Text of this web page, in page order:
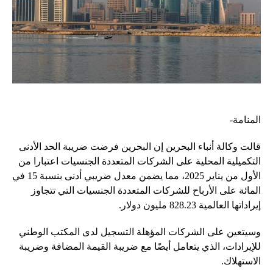
المنامة-
قالت وكالة أنباء البحرين إن البحرين فرضت ضريبة الحد الأدنى
التكميلية المحلية على الشركات المتعددة الجنسيات اعتبارا من
الأول من يناير 2025، مما يضمن معدل ضريبي أدنى بنسبة 15 في
المائة على الأرباح للشركات المتعددة الجنسيات التي تتجاوز
إيراداتها العالمية 828.23 مليون دولار.
وسيتعين على الشركات المؤهلة التسجيل لدى المكتب الوطني
للإيرادات، الذي يتعامل أيضًا مع ضريبة القيمة المضافة وضريبة
الاستهلاك.